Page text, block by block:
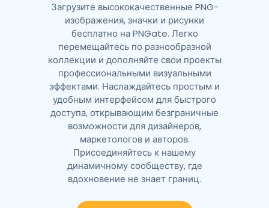
Загрузите высококачественные PNG-
изображения, значки и рисунки
бесплатно на PNGate. Легко
перемещайтесь по разнообразной
коллекции и дополняйте свои проекты
профессиональными визуальными
эффектами. Наслаждайтесь простым и
удобным интерфейсом для быстрого
доступа, открывающим безграничные
возможности для дизайнеров,
маркетологов и авторов.
Присоединяйтесь к нашему
динамичному сообществу, где
вдохновение не знает границ.